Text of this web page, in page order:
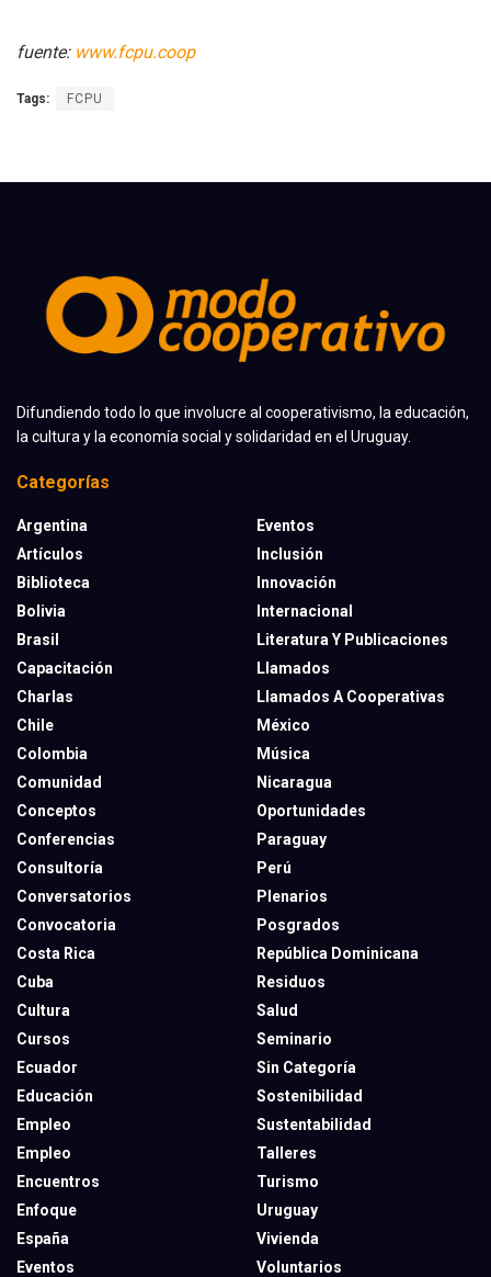
fuente: www.fcpu.coop
Tags: FCPU
Difundiendo todo lo que involucre al cooperativismo, la educación,
la cultura y la economía social y solidaridad en el Uruguay.
Categorías
Argentina
Artículos
Biblioteca
Bolivia
Brasil
Capacitación
Charlas
Chile
Colombia
Comunidad
Conceptos
Conferencias
Consultoría
Conversatorios
Convocatoria
Costa Rica
Cuba
Cultura
Cursos
Ecuador
Educación
Empleo
Empleo
Encuentros
Enfoque
España
Eventos
Eventos
Inclusión
Innovación
Internacional
Literatura Y Publicaciones
Llamados
Llamados A Cooperativas
México
Música
Nicaragua
Oportunidades
Paraguay
Perú
Plenarios
Posgrados
República Dominicana
Residuos
Salud
Seminario
Sin Categoría
Sostenibilidad
Sustentabilidad
Talleres
Turismo
Uruguay
Vivienda
Voluntarios